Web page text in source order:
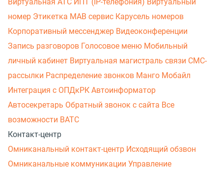
номер Этикетка МАВ сервис Карусель номеров
Корпоративный мессенджер Видеоконференции
Запись разговоров Голосовое меню Мобильный
личный кабинет Виртуальная магистраль связи СМС-
рассылки Распределение звонков Манго Мобайл
Интеграция с ОПДкРК Автоинформатор
Автосекретарь Обратный звонок с сайта Все
возможности ВАТС
Контакт-центр
Омниканальный контакт-центр Исходящий обзвон
Омниканальные коммуникации Управление